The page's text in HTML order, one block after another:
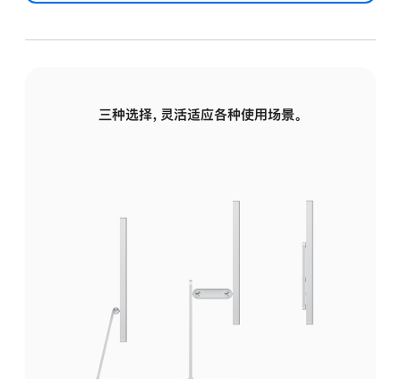
三种选择，灵活适应各种使用场景。